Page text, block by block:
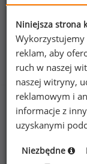
Jak
Niniejsza strona
reklam, aby
ruch w naszej
naszej witryny,
reklamowym i
informacje z
uzyskanymi
Niezbędne